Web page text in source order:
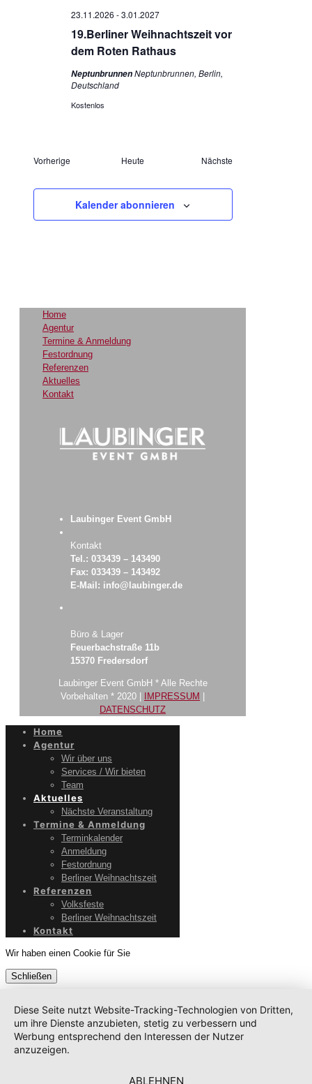
19.Berliner Weihnachtszeit vor
dem Roten Rathaus
23.11.2026 -3.01.2027
NeptunbrunnenNeptunbrunnen, Berlin,
Deutschland
Kostenlos
Vorherige
Heute
Nächste
Kalender abonnieren
Home
Agentur
Termine & Anmeldung
Festordnung
Referenzen
Aktuelles
Kontakt
Laubinger Event GmbH
Kontakt
Tel.: 033439 – 143490
Fax: 033439 – 143492
E-Mail: info@laubinger.de
Büro & Lager
Feuerbachstraße 11b
15370 Fredersdorf
Laubinger Event GmbH * Alle Rechte
Vorbehalten * 2020 |
IMPRESSUM
DATENSCHUTZ
Home
Agentur
Wir über uns
Services / Wir bieten
Team
Aktuelles
Nächste Veranstaltung
Termine & Anmeldung
Terminkalender
Anmeldung
Festordnung
Berliner Weihnachtszeit
Referenzen
Volksfeste
Berliner Weihnachtszeit
Kontakt
Wir haben einen Cookie für Sie
Schließen
Diese Seite nutzt Website-Tracking-Technologien von Dritten,
um ihre Dienste anzubieten, stetig zu verbessern und
Werbung entsprechend den Interessen der Nutzer
anzuzeigen.
ABLEHNEN